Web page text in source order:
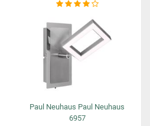
Paul Neuhaus Paul Neuhaus
6957